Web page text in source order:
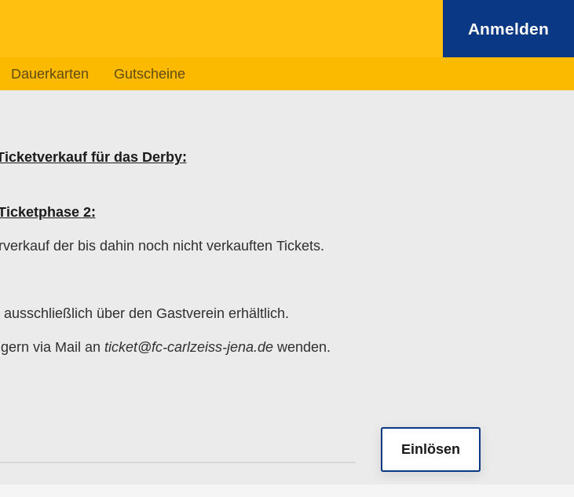
Anmelden
Dauerkarten Gutscheine
für das Derby:
2:
der bis dahin noch nicht verkauften Tickets.
über den Gastverein erhältlich.
via Mail an ticket@fc-carlzeiss-jena.de wenden.
Einlösen